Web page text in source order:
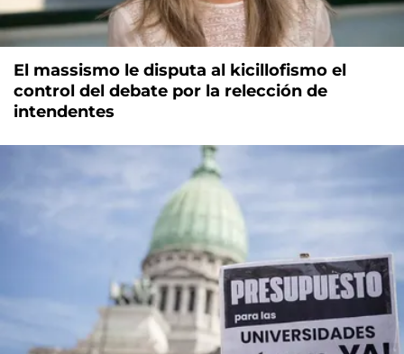
El massismo le disputa al kicillofismo el
control del debate por la relección de
intendentes